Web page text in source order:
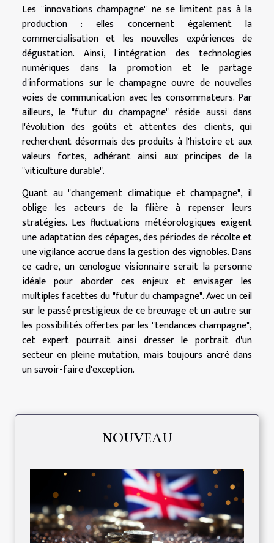
Les "innovations champagne" ne se limitent pas à la
production : elles concernent également la
commercialisation et les nouvelles expériences de
dégustation. Ainsi, l'intégration des technologies
numériques dans la promotion et le partage
d'informations sur le champagne ouvre de nouvelles
voies de communication avec les consommateurs. Par
ailleurs, le "futur du champagne" réside aussi dans
l'évolution des goûts et attentes des clients, qui
recherchent désormais des produits à l'histoire et aux
valeurs fortes, adhérant ainsi aux principes de la
"viticulture durable".
Quant au "changement climatique et champagne", il
oblige les acteurs de la filière à repenser leurs
stratégies. Les fluctuations météorologiques exigent
une adaptation des cépages, des périodes de récolte et
une vigilance accrue dans la gestion des vignobles. Dans
ce cadre, un œnologue visionnaire serait la personne
idéale pour aborder ces enjeux et envisager les
multiples facettes du "futur du champagne". Avec un œil
sur le passé prestigieux de ce breuvage et un autre sur
les possibilités offertes par les "tendances champagne",
cet expert pourrait ainsi dresser le portrait d'un
secteur en pleine mutation, mais toujours ancré dans
un savoir-faire d'exception.
NOUVEAU